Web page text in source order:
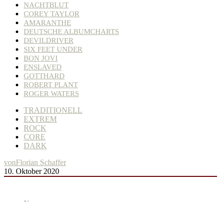
NACHTBLUT
COREY TAYLOR
AMARANTHE
DEUTSCHE ALBUMCHARTS
DEVILDRIVER
SIX FEET UNDER
BON JOVI
ENSLAVED
GOTTHARD
ROBERT PLANT
ROGER WATERS
TRADITIONELL
EXTREM
ROCK
CORE
DARK
vonFlorian Schaffer
10. Oktober 2020